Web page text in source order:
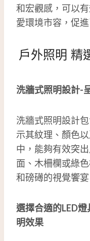
和宏觀感，可以
愛環境市容，促
戶外照明 精
洗牆式照明設計-
洗牆式照明設計
示其紋理、顏色
中，能夠有效突
面、木柵欄或綠
和磅礡的視覺饗宴
選擇合適的LED
明效果